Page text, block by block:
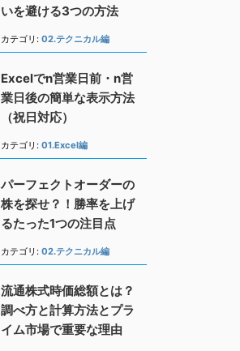
いを避ける3つの方法
カテゴリ: 02.テクニカル編
Excelでn営業日前・n営
業日後の簡単な表示方法
（祝日対応）
カテゴリ: 01.Excel編
パーフェクトオーダーの
株を探せ？！勝率を上げ
るたった1つの注目点
カテゴリ: 02.テクニカル編
流通株式時価総額とは？
調べ方と計算方法とプラ
イム市場で重要な理由